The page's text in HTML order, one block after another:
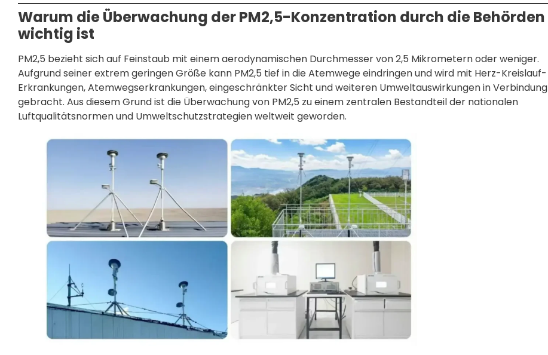
Warum die Überwachung der PM2,5-Konzentration durch die Behörden
wichtig ist
PM2,5 bezieht sich auf Feinstaub mit einem aerodynamischen Durchmesser von 2,5 Mikrometern oder weniger.
Aufgrund seiner extrem geringen Größe kann PM2,5 tief in die Atemwege eindringen und wird mit Herz-Kreislauf-
Erkrankungen, Atemwegserkrankungen, eingeschränkter Sicht und weiteren Umweltauswirkungen in Verbindung
gebracht. Aus diesem Grund ist die Überwachung von PM2,5 zu einem zentralen Bestandteil der nationalen
Luftqualitätsnormen und Umweltschutzstrategien weltweit geworden.